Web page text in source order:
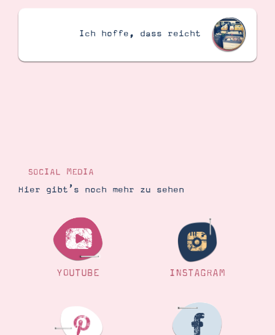
Ich hoffe, dass reicht
SOCIAL MEDIA
Hier gibt’s noch mehr zu sehen
YOUTUBE INSTAGRAM